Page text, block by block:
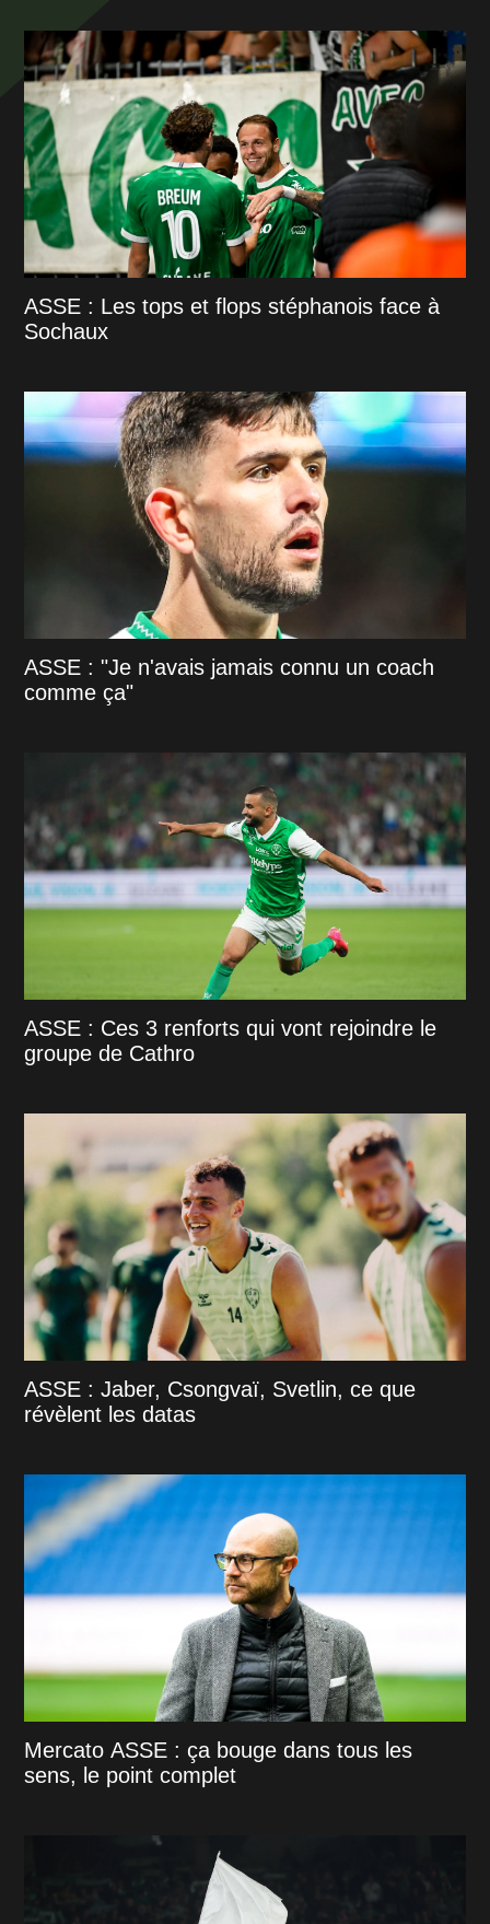
ASSE : Les tops et flops stéphanois face à
Sochaux
ASSE : "Je n'avais jamais connu un coach
comme ça"
ASSE : Ces 3 renforts qui vont rejoindre le
groupe de Cathro
ASSE : Jaber, Csongvaï, Svetlin, ce que
révèlent les datas
Mercato ASSE : ça bouge dans tous les
sens, le point complet